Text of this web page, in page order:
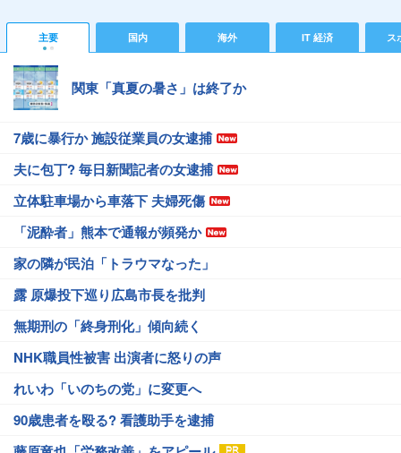
主要 国内 海外 IT 経済 ス
関東「真夏の暑さ」は終了か
7歳に暴行か 施設従業員の女逮捕
夫に包丁? 毎日新聞記者の女逮捕
立体駐車場から車落下 夫婦死傷
「泥酔者」熊本で通報が頻発か
家の隣が民泊「トラウマなった」
露 原爆投下巡り広島市長を批判
無期刑の「終身刑化」傾向続く
NHK職員性被害 出演者に怒りの声
れいわ「いのちの党」に変更へ
90歳患者を殴る? 看護助手を逮捕